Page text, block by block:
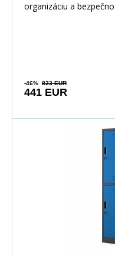
organizáciu a
-46% 823 EUR
441 EUR